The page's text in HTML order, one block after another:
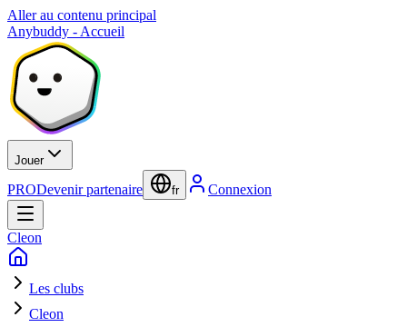
Aller au contenu principal
Anybuddy - Accueil
Jouer
PRODevenir partenaire fr Connexion
Cleon
Les clubs
Cleon